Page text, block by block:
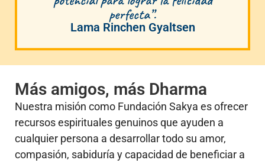
perfecta”.
Lama Rinchen Gyaltsen
Más amigos, más Dharma
Nuestra misión como Fundación Sakya es ofrecer
recursos espirituales genuinos que ayuden a
cualquier persona a desarrollar todo su amor,
compasión, sabiduría y capacidad de beneficiar a